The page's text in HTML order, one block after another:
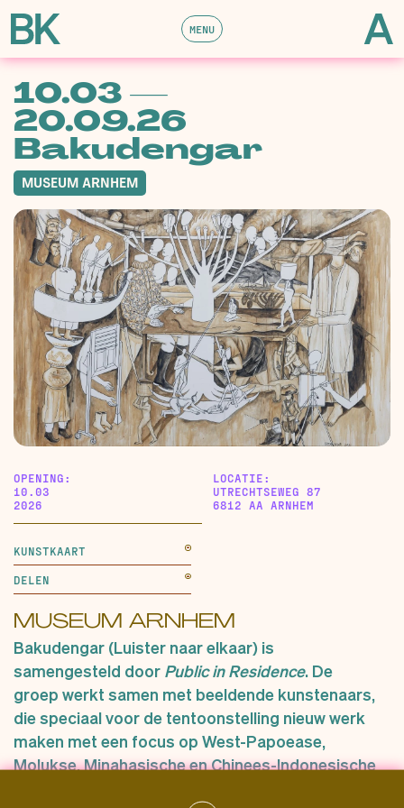
MENU
10.03 —
20.09.26
Bakudengar
MUSEUM ARNHEM
OPENING:
10.03
2026
LOCATIE:
UTRECHTSEWEG 87
6812 AA ARNHEM
KUNSTKAART
DELEN
MUSEUM ARNHEM
Bakudengar (Luister naar elkaar) is
samengesteld door Public in Residence. De
groep werkt samen met beeldende kunstenaars,
die speciaal voor de tentoonstelling nieuw werk
maken met een focus op West-Papoease,
Molukse, Minahasische en Chinees-Indonesische